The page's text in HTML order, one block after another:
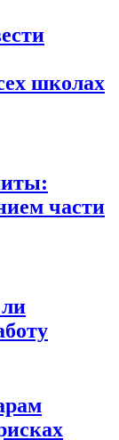
школах
части